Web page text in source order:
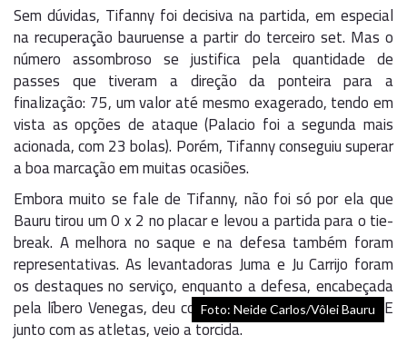
Sem dúvidas, Tifanny foi decisiva na partida, em especial
na recuperação bauruense a partir do terceiro set. Mas o
número assombroso se justifica pela quantidade de
passes que tiveram a direção da ponteira para a
finalização: 75, um valor até mesmo exagerado, tendo em
vista as opções de ataque (Palacio foi a segunda mais
acionada, com 23 bolas). Porém, Tifanny conseguiu superar
a boa marcação em muitas ocasiões.
Embora muito se fale de Tifanny, não foi só por ela que
Bauru tirou um 0 x 2 no placar e levou a partida para o tie-
break. A melhora no saque e na defesa também foram
representativas. As levantadoras Juma e Ju Carrijo foram
os destaques no serviço, enquanto a defesa, encabeçada
pela líbero Venegas, deu condições para o time crescer. E
junto com as atletas, veio a torcida.
Foto: Neide Carlos/Vôlei Bauru